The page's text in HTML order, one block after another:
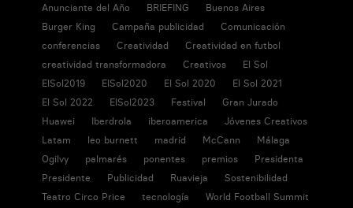
Anunciante del Año
BRIEFING
Buenos Aires
Burger King
Campaña publicidad
Comunicación
conferencias
Creatividad
Creatividad en futbol
creatividad transformadora
Creativos
El Sol
ElSol2019
ElSol2020 El Sol 2020
El Sol 2021
El Sol 2022
ElSol2023 Festival
Gran Jurado
Huawei
Iberdrola iberoamerica
Jóvenes Creativos
Latam
leo burnett madrid McCann
Málaga
Ogilvy
palmarés ponentes premios
Presidenta
Presidente
Publicidad Ruavieja
Sostenibilidad
Teatro Circo Price
tecnología World Football Summit